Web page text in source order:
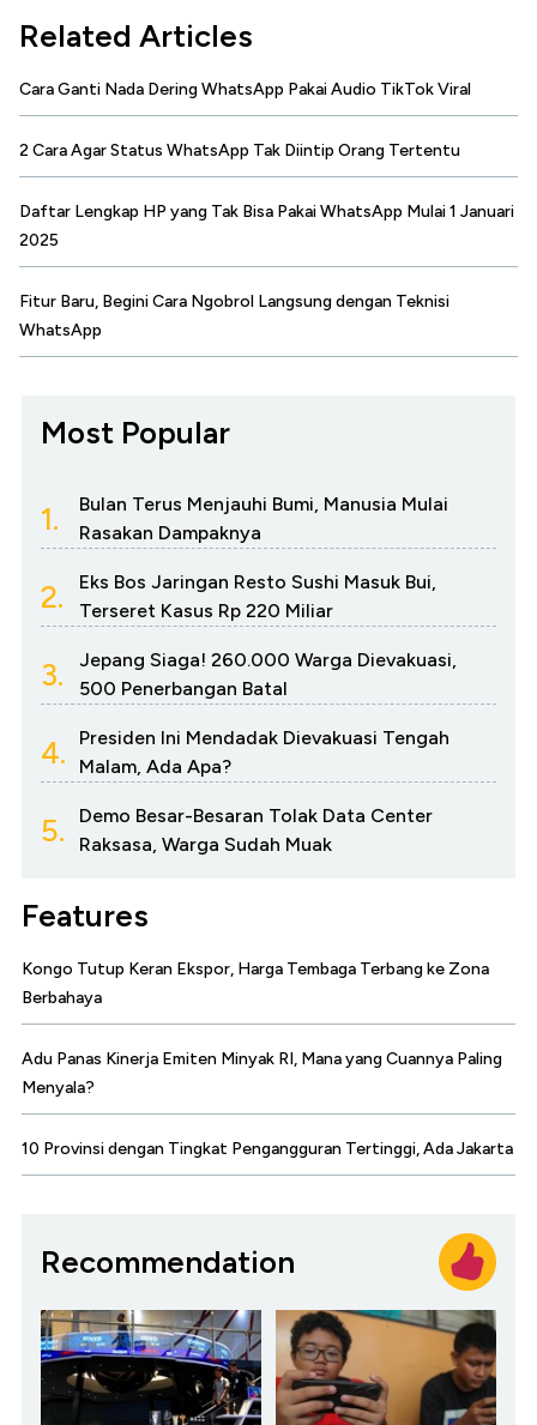
Related Articles
Cara Ganti Nada Dering WhatsApp Pakai Audio TikTok Viral
2 Cara Agar Status WhatsApp Tak Diintip Orang Tertentu
Daftar Lengkap HP yang Tak Bisa Pakai WhatsApp Mulai 1 Januari
2025
Fitur Baru, Begini Cara Ngobrol Langsung dengan Teknisi
WhatsApp
Most Popular
1.
Bulan Terus Menjauhi Bumi, Manusia Mulai
Rasakan Dampaknya
2.
Eks Bos Jaringan Resto Sushi Masuk Bui,
Terseret Kasus Rp 220 Miliar
3.
Jepang Siaga! 260.000 Warga Dievakuasi,
500 Penerbangan Batal
4.
Presiden Ini Mendadak Dievakuasi Tengah
Malam, Ada Apa?
5.
Demo Besar-Besaran Tolak Data Center
Raksasa, Warga Sudah Muak
Features
Kongo Tutup Keran Ekspor, Harga Tembaga Terbang ke Zona
Berbahaya
Adu Panas Kinerja Emiten Minyak RI, Mana yang Cuannya Paling
Menyala?
10 Provinsi dengan Tingkat Pengangguran Tertinggi, Ada Jakarta
Recommendation